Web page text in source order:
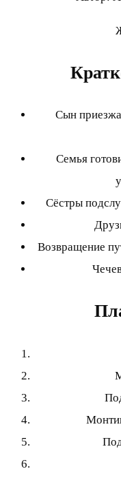
Сын
Семья
Сёстры
Возвращение